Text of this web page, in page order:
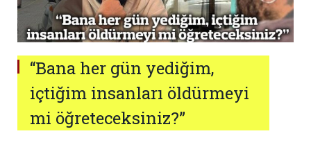
“Bana her gün yediğim,
içtiğim insanları öldürmeyi
mi öğreteceksiniz?”